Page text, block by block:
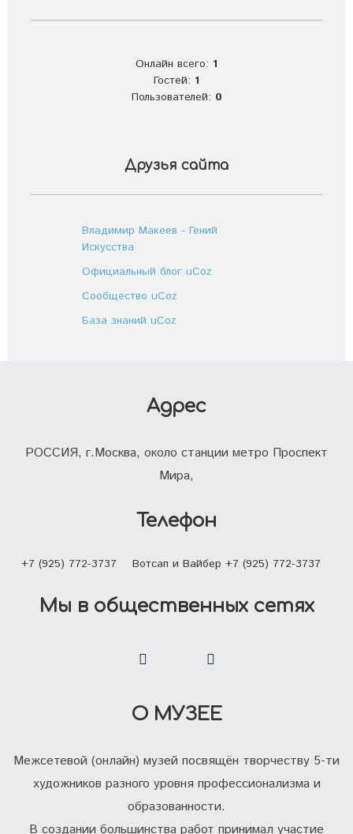
Онлайн всего: 1
Гостей: 1
Пользователей: 0
Друзья сайта
Владимир Макеев - Гений
Искусства
Официальный блог uCoz
Сообщество uCoz
База знаний uCoz
О МУЗЕЕ
Межсетевой (онлайн) музей посвящён творчеству 5-ти
художников разного уровня профессионализма и
образованности.
В создании большинства работ принимал участие
Адрес
РОССИЯ, г.Москва, около станции метро Проспект
Мира,
Телефон
+7 (925) 772-3737 Вотсап и Вайбер +7 (925) 772-3737
Мы в общественных сетях